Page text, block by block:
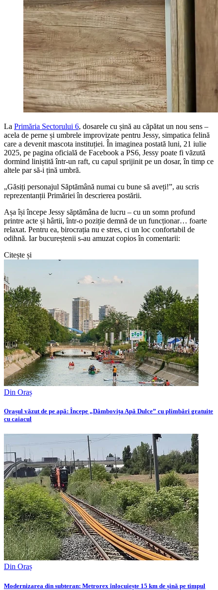
La Primăria Sectorului 6, dosarele cu șină au căpătat un nou sens –
acela de perne și umbrele improvizate pentru Jessy, simpatica felină
care a devenit mascota instituției. În imaginea postată luni, 21 iulie
2025, pe pagina oficială de Facebook a PS6, Jessy poate fi văzută
dormind liniștită într-un raft, cu capul sprijinit pe un dosar, în timp ce
altele par să-i țină umbră.
„Găsiți personajul Săptămână numai cu bune să aveți!”, au scris
reprezentanții Primăriei în descrierea postării.
Așa își începe Jessy săptămâna de lucru – cu un somn profund
printre acte și hârtii, într-o poziție demnă de un funcționar… foarte
relaxat. Pentru ea, birocrația nu e stres, ci un loc confortabil de
odihnă. Iar bucureștenii s-au amuzat copios în comentarii:
Citește și
Din Oraș
Orașul văzut de pe apă: Începe „Dâmbovița Apă Dulce” cu plimbări gratuite
cu caiacul
Din Oraș
Modernizarea din subteran: Metrorex înlocuiește 15 km de șină pe timpul